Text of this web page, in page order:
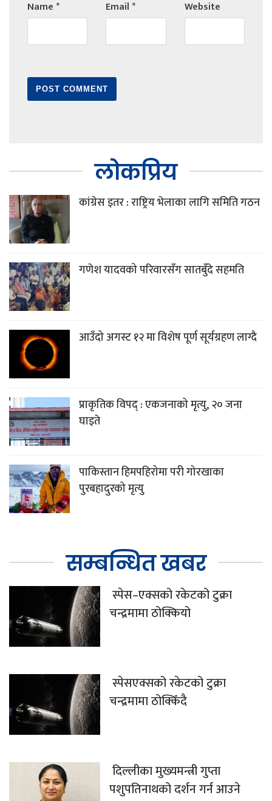
Name* Email* Website
लोकप्रिय
कांग्रेस इतर : राष्ट्रिय भेलाका लागि समिति गठन
गणेश यादवको परिवारसँग सातबुँदे सहमति
आउँदो अगस्ट १२ मा विशेष पूर्ण सूर्यग्रहण लाग्दै
प्राकृतिक विपद् : एकजनाको मृत्यु, २० जना
घाइते
पाकिस्तान हिमपहिरोमा परी गोरखाका
पुरबहादुरको मृत्यु
सम्बन्धित खबर
स्पेस–एक्सको रकेटको टुक्रा
चन्द्रमामा ठोक्कियो
स्पेसएक्सको रकेटको टुक्रा
चन्द्रमामा ठोक्किँदै
दिल्लीका मुख्यमन्त्री गुप्ता
पशुपतिनाथको दर्शन गर्न आउने